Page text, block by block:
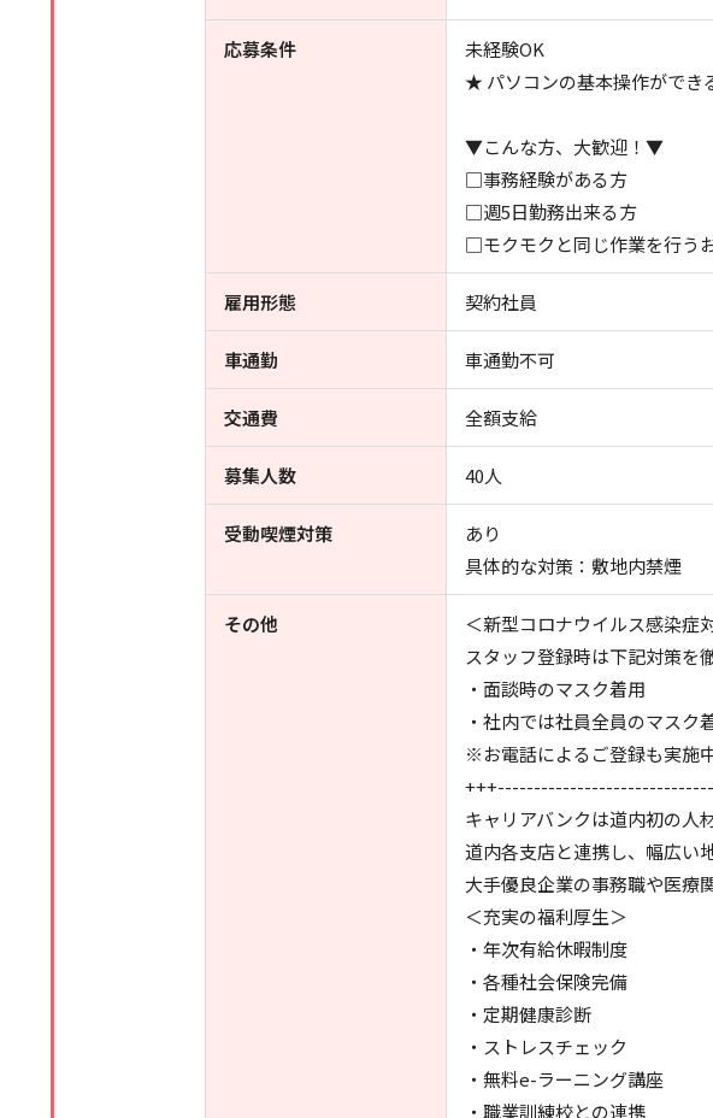
応募条件
未経験OK
★ パソコンの基本操作ができ
▼こんな方、大歓迎！▼
□事務経験がある方
□週5日勤務出来る方
□モクモクと同じ作業を行う
雇用形態 契約社員
車通勤 車通勤不可
交通費 全額支給
募集人数 40人
受動喫煙対策
あり
具体的な対策：敷地内禁煙
その他
＜新型コロナウイルス感染症
スタッフ登録時は下記対策を
・面談時のマスク着用
・社内では社員全員のマス
※お電話によるご登録も実施
キャリアバンクは道内初の人
道内各支店と連携し、幅広い
大手優良企業の事務職や医療
＜充実の福利厚生＞
・年次有給休暇制度
・各種社会保険完備
・定期健康診断
・ストレスチェック
・無料e-ラーニング講座
・職業訓練校との連携